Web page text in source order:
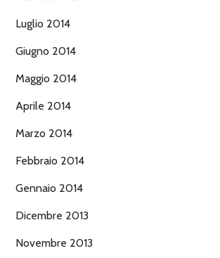
Luglio 2014
Giugno 2014
Maggio 2014
Aprile 2014
Marzo 2014
Febbraio 2014
Gennaio 2014
Dicembre 2013
Novembre 2013